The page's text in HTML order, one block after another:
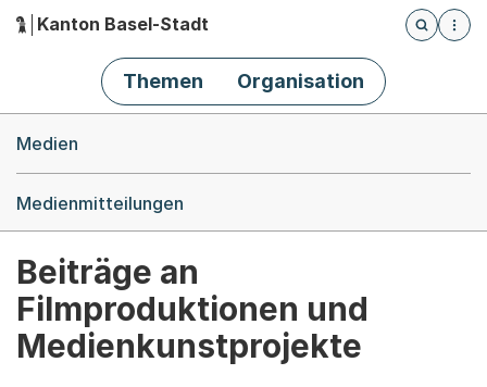
Hauptnavigation
Kanton Basel-Stadt
Öffnet
Themen Organisation
Medien
Medienmitteilungen
Beiträge an
Filmproduktionen und
Medienkunstprojekte